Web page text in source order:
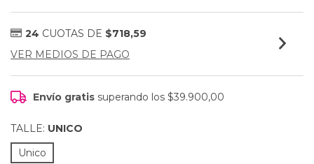
24 CUOTAS DE $718,59
VER MEDIOS DE PAGO
Envío gratis superando los$39.900,00
TALLE: UNICO
Unico